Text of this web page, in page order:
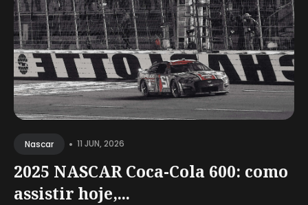
Nascar • 11 JUN, 2026
2025 NASCAR Coca-Cola 600: como
assistir hoje,...